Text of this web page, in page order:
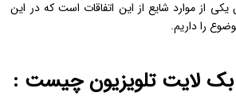
از موارد شایع از این اتفاقات است که در این
را داریم.
بک لایت تلویزیون چیست :